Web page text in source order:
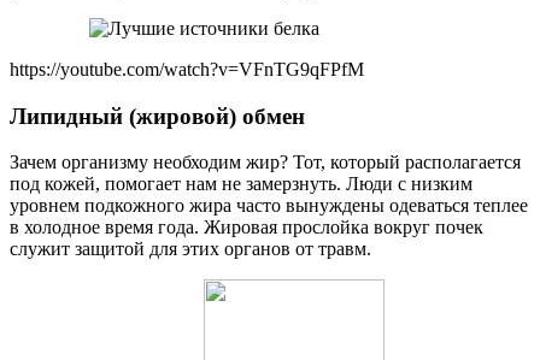
https://youtube.com/watch?v=VFnTG9qFPfM
Липидный (жировой) обмен
Зачем организму необходим жир? Тот, который располагается
под кожей, помогает нам не замерзнуть. Люди с низким
уровнем подкожного жира часто вынуждены одеваться теплее
в холодное время года. Жировая прослойка вокруг почек
служит защитой для этих органов от травм.